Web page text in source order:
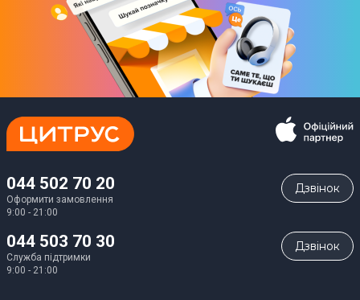
16 х 39,5 х 15 см
Комплектація
Форма для хліба
Юридична інформація
Товар може відрізнятись від представленого на фото,
виробником. Подробиці уточнюйте у менеджера
044 502 70 20
Оформити замовлення
9:00 - 21:00
Дзвiнок
044 503 70 30
Служба підтримки
9:00 - 21:00
Дзвiнок